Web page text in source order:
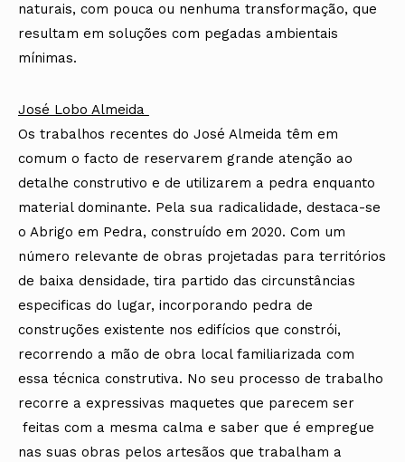
naturais, com pouca ou nenhuma transformação, que
resultam em soluções com pegadas ambientais
mínimas.
José Lobo Almeida
Os trabalhos recentes do José Almeida têm em
comum o facto de reservarem grande atenção ao
detalhe construtivo e de utilizarem a pedra enquanto
material dominante. Pela sua radicalidade, destaca-se
o Abrigo em Pedra, construído em 2020. Com um
número relevante de obras projetadas para territórios
de baixa densidade, tira partido das circunstâncias
especificas do lugar, incorporando pedra de
construções existente nos edifícios que constrói,
recorrendo a mão de obra local familiarizada com
essa técnica construtiva. No seu processo de trabalho
recorre a expressivas maquetes que parecem ser
feitas com a mesma calma e saber que é empregue
nas suas obras pelos artesãos que trabalham a